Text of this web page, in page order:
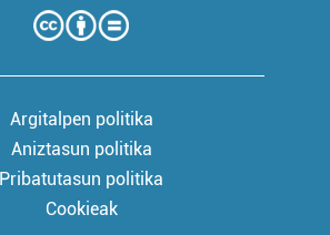
Argitalpen politika
Aniztasun politika
Pribatutasun politika
Cookieak